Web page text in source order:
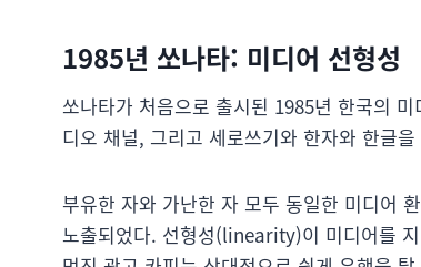
1985년 쏘나타: 미디어 선형성
쏘나타가 처음으로 출시된 1985년 한국의
디오 채널, 그리고 세로쓰기와 한자와 한글
부유한 자와 가난한 자 모두 동일한 미디어
노출되었다. 선형성(linearity)이 미디어를